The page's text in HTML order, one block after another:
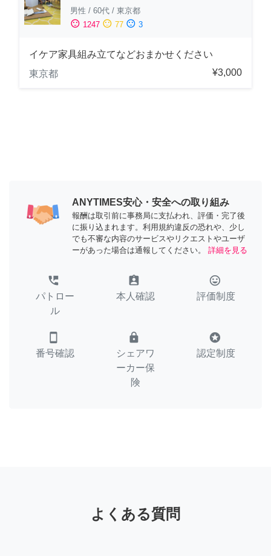
男性 / 60代 / 東京都
sentiment_satisfied 1247 sentiment_neutral 77 sentiment_dissatisfied 3
イケア家具組み立てなどおまかせください
東京都
¥3,000
ANYTIMES安心・安全への取り組み
報酬は取引前に事務局に支払われ、評価・完了後
に振り込まれます。利用規約違反の恐れや、少し
でも不審な内容のサービスやリクエストやユーザ
ーがあった場合は通報してください。
詳細を見る
perm_phone_msg
パトロー
ル
assignment_ind
本人確認
tag_faces
評価制度
smartphone
番号確認
lock
シェアワ
ーカー保
険
stars
認定制度
よくある質問